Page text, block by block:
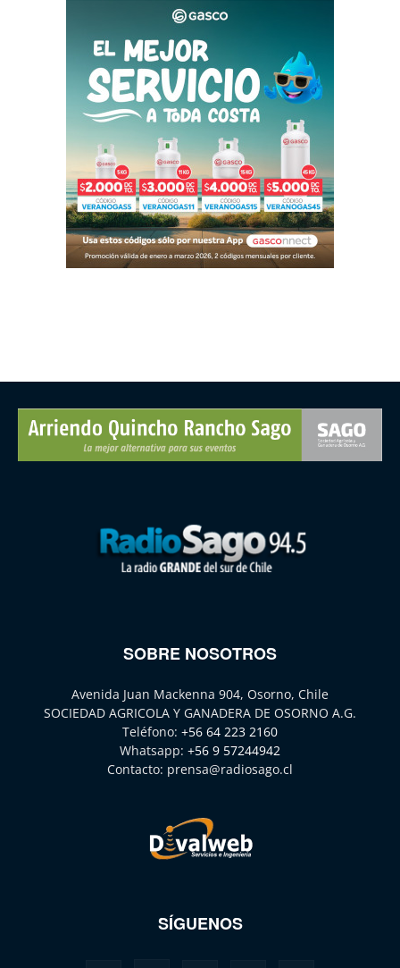
SOBRE NOSOTROS
Avenida Juan Mackenna 904, Osorno, Chile
SOCIEDAD AGRICOLA Y GANADERA DE OSORNO A.G.
Teléfono: +56 64 223 2160
Whatsapp: +56 9 57244942
Contacto: prensa@radiosago.cl
SÍGUENOS